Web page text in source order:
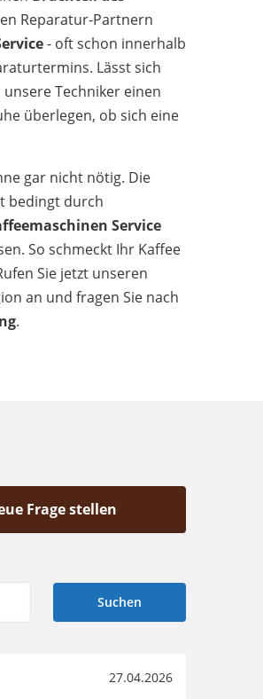
Reparatur-Partnern
- oft schon innerhalb
Lässt sich
Techniker einen
überlegen, ob sich eine
gar nicht nötig. Die
bedingt durch
Service
So schmeckt Ihr Kaffee
Sie jetzt unseren
an und fragen Sie nach
.
Frage stellen
27.04.2026